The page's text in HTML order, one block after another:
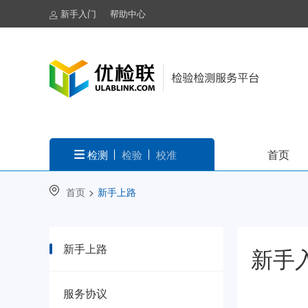
新手入门 帮助中心
检测 检验 校准 首页
首页 > 新手上路
新手上路
服务协议
新手